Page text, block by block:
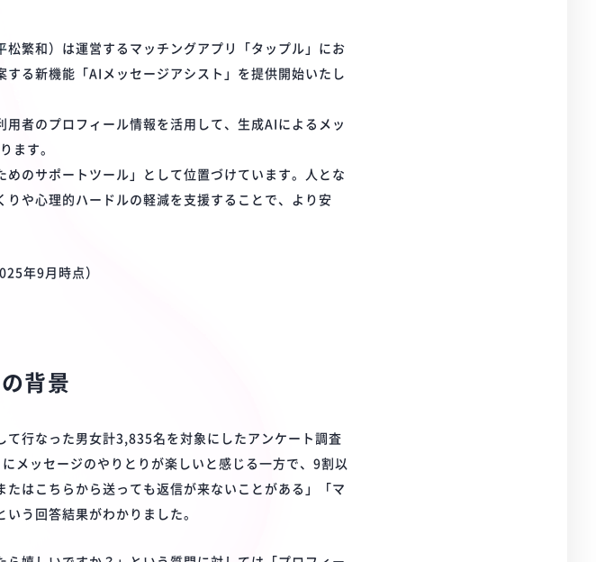
繁和）は運営するマッチングアプリ「タップル」にお
る新機能「AIメッセージアシスト」を提供開始いたし
者のプロフィール情報を活用して、生成AIによるメッ
ます。
のサポートツール」として位置づけています。人とな
や心理的ハードルの軽減を支援することで、より安
年9月時点）
背景
て行なった男女計3,835名を対象にしたアンケート調査
メッセージのやりとりが楽しいと感じる一方で、9割以
たはこちらから送っても返信が来ないことがある」「マ
う回答結果がわかりました。